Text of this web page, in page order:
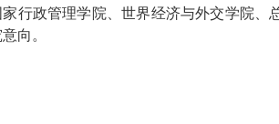
行政管理学院、世界经济与外交学院、
向。